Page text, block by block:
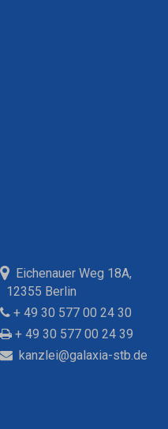
Eichenauer Weg 18A,
12355 Berlin
+ 49 30 577 00 24 30
+ 49 30 577 00 24 39
kanzlei@galaxia-stb.de